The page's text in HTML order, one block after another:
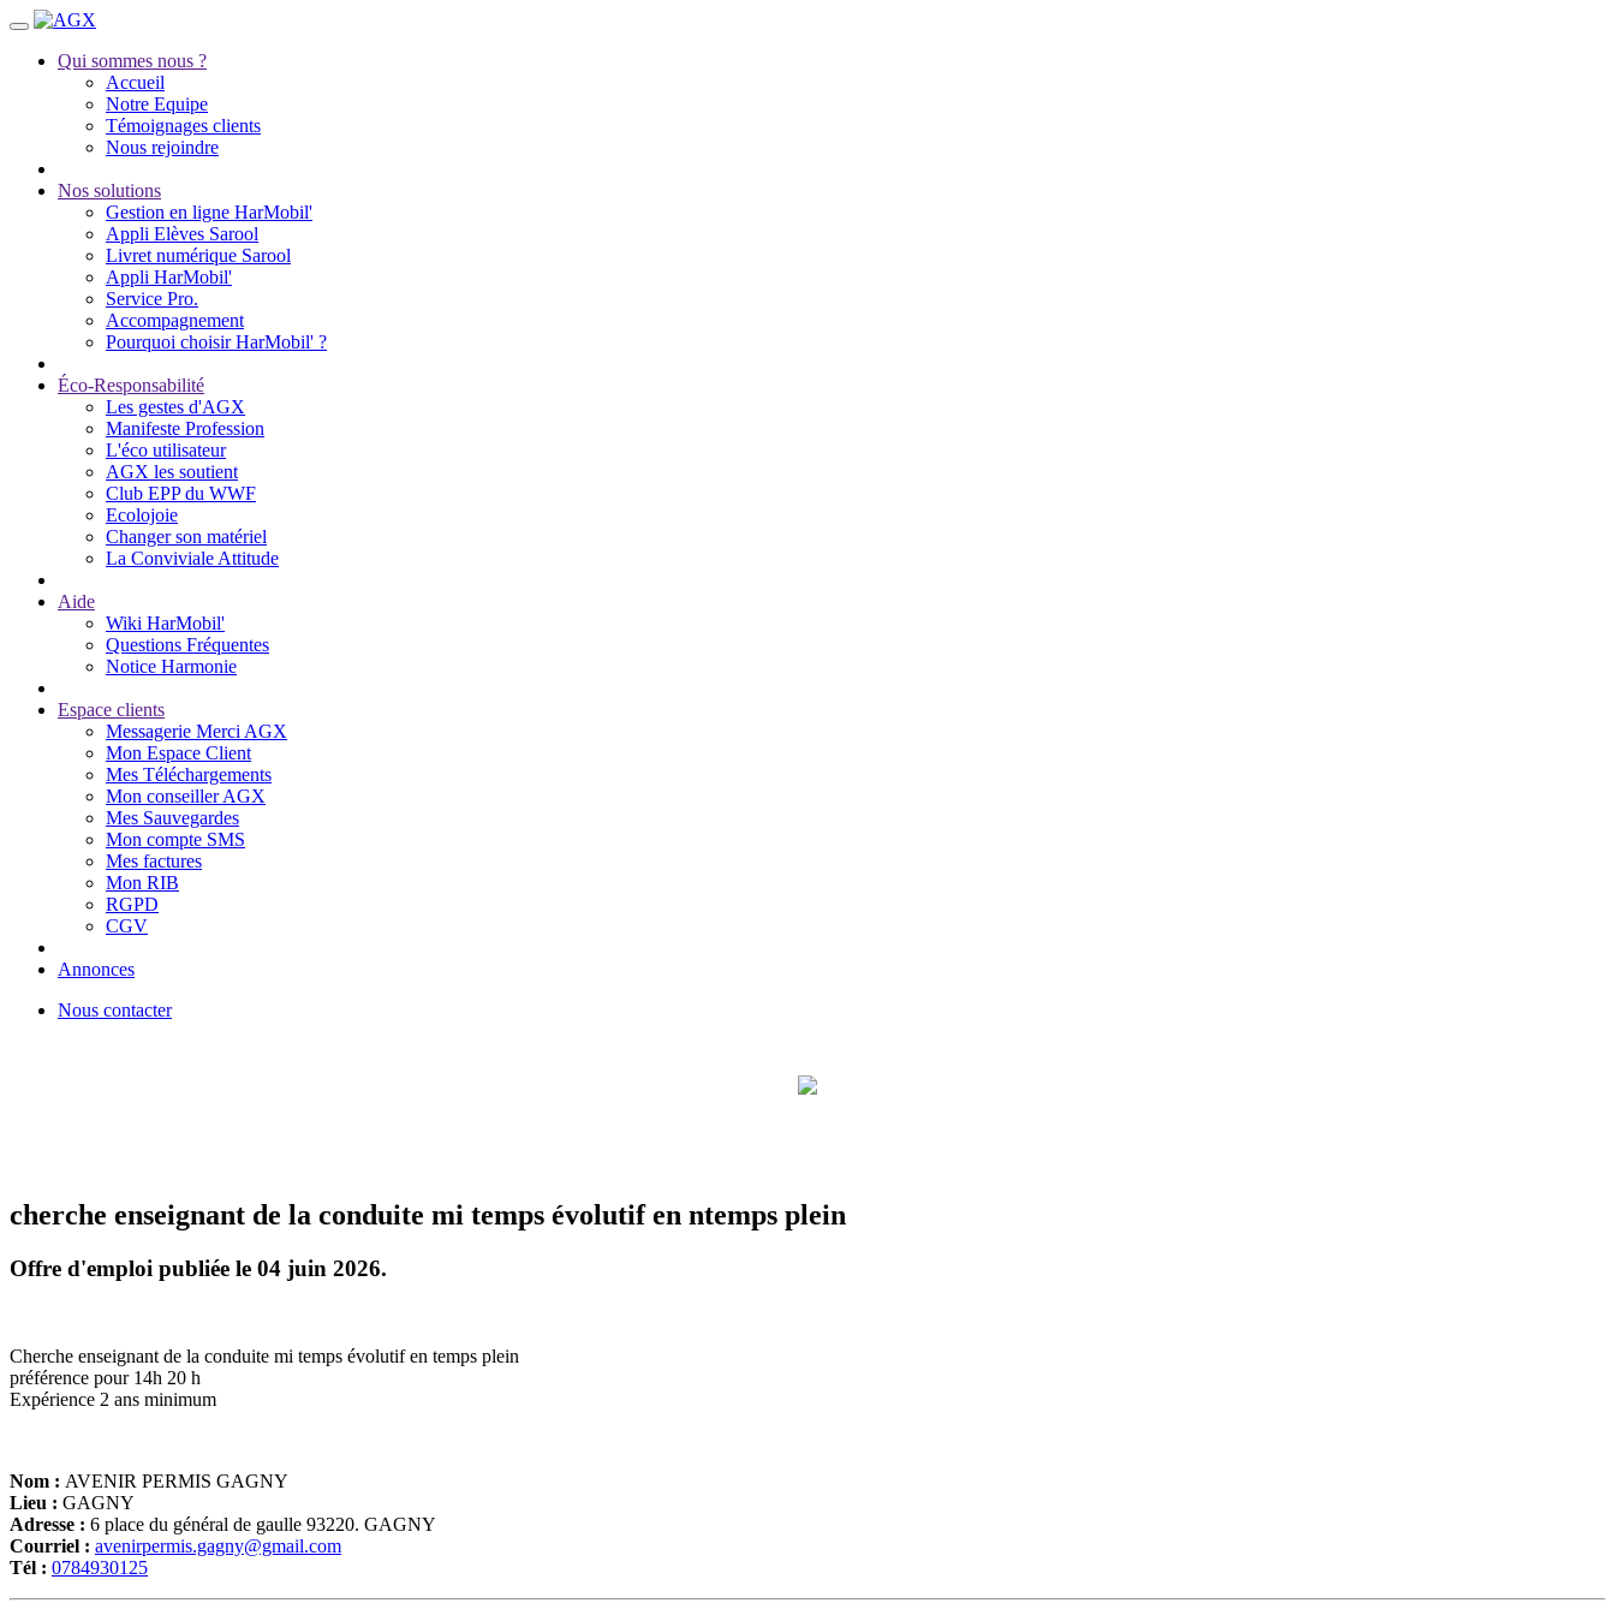
Qui sommes nous ?
Accueil
Notre Equipe
Témoignages clients
Nous rejoindre
Nos solutions
Gestion en ligne HarMobil'
Appli Elèves Sarool
Livret numérique Sarool
Appli HarMobil'
Service Pro.
Accompagnement
Pourquoi choisir HarMobil' ?
Éco-Responsabilité
Les gestes d'AGX
Manifeste Profession
L'éco utilisateur
AGX les soutient
Club EPP du WWF
Ecolojoie
Changer son matériel
La Conviviale Attitude
Aide
Wiki HarMobil'
Questions Fréquentes
Notice Harmonie
Espace clients
Messagerie Merci AGX
Mon Espace Client
Mes Téléchargements
Mon conseiller AGX
Mes Sauvegardes
Mon compte SMS
Mes factures
Mon RIB
RGPD
CGV
Annonces
Nous contacter
cherche enseignant de la conduite mi temps évolutif en ntemps plein
Offre d'emploi publiée le 04 juin 2026.
Cherche enseignant de la conduite mi temps évolutif en temps plein
préférence pour 14h 20 h
Expérience 2 ans minimum
Nom : AVENIR PERMIS GAGNY
Lieu : GAGNY
Adresse : 6 place du général de gaulle 93220. GAGNY
Courriel : avenirpermis.gagny@gmail.com
Tél : 0784930125